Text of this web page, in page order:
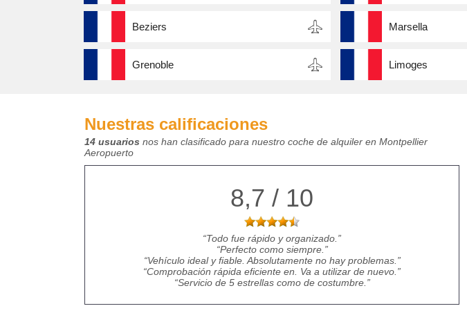
Beziers Marsella
Grenoble Limoges
Nuestras calificaciones
14 usuarios nos han clasificado para nuestro coche de alquiler en Montpellier
Aeropuerto
8,7 / 10
Todo fue rápido y organizado.
Perfecto como siempre.
Vehículo ideal y fiable. Absolutamente no hay problemas.
Comprobación rápida eficiente en. Va a utilizar de nuevo.
Servicio de 5 estrellas como de costumbre.